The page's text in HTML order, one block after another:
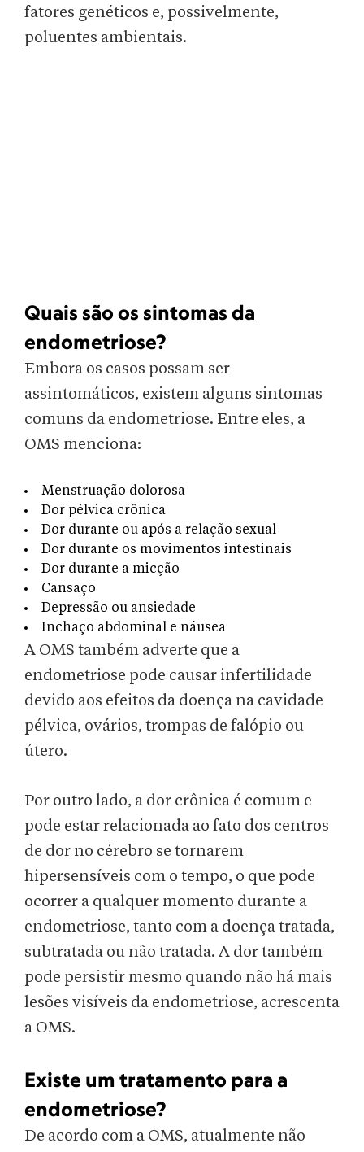
fatores genéticos e, possivelmente,
poluentes ambientais.
Quais são os sintomas da
endometriose?
Embora os casos possam ser
assintomáticos, existem alguns sintomas
comuns da endometriose. Entre eles, a
OMS menciona:
Menstruação dolorosa
Dor pélvica crônica
Dor durante ou após a relação sexual
Dor durante os movimentos intestinais
Dor durante a micção
Cansaço
Depressão ou ansiedade
Inchaço abdominal e náusea
A OMS também adverte que a
endometriose pode causar infertilidade
devido aos efeitos da doença na cavidade
pélvica, ovários, trompas de falópio ou
útero.
Por outro lado, a dor crônica é comum e
pode estar relacionada ao fato dos centros
de dor no cérebro se tornarem
hipersensíveis com o tempo, o que pode
ocorrer a qualquer momento durante a
endometriose, tanto com a doença tratada,
subtratada ou não tratada. A dor também
pode persistir mesmo quando não há mais
lesões visíveis da endometriose, acrescenta
a OMS.
Existe um tratamento para a
endometriose?
De acordo com a OMS, atualmente não